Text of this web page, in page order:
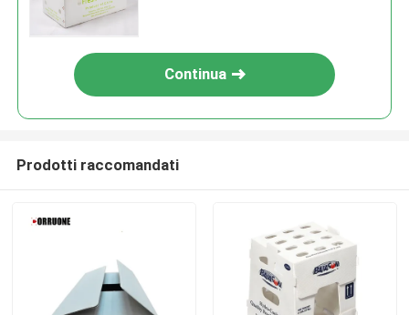
Continua
Prodotti raccomandati